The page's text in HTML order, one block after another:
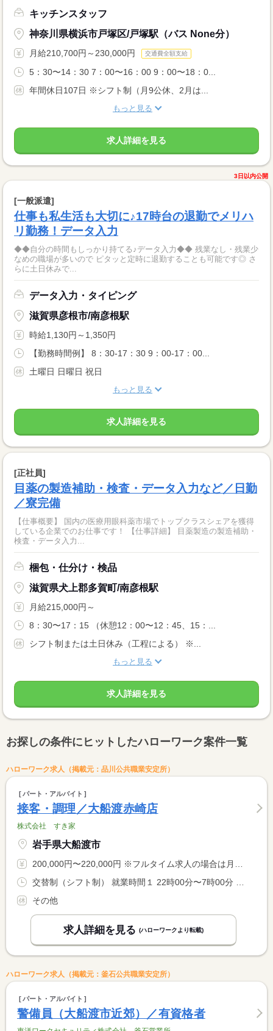
キッチンスタッフ
神奈川県横浜市戸塚区/戸塚駅（バス None分）
月給210,700円～230,000円 交通費全額支給
5：30〜14：30 7：00〜16：00 9：00〜18：0...
年間休日107日 ※シフト制（月9公休、2月は...
もっと見る
求人詳細を見る
3日以内公開
[一般派遣]
仕事も私生活も大切に♪17時台の退勤でメリハ
リ勤務！データ入力
◆◆自分の時間もしっかり持てる♪データ入力◆◆ 残業なし・残業少
なめの職場が多いので ピタッと定時に退勤することも可能です◎ さ
らに土日休みで...
データ入力・タイピング
滋賀県彦根市/南彦根駅
時給1,130円～1,350円
【勤務時間例】 8：30-17：30 9：00-17：00...
土曜日 日曜日 祝日
もっと見る
求人詳細を見る
[正社員]
目薬の製造補助・検査・データ入力など／日勤
／寮完備
【仕事概要】 国内の医療用眼科薬市場でトップクラスシェアを獲得
している企業でのお仕事です！ 【仕事詳細】 目薬製造の製造補助・
検査・データ入力...
梱包・仕分け・検品
滋賀県犬上郡多賀町/南彦根駅
月給215,000円～
8：30〜17：15 （休憩12：00〜12：45、15：...
シフト制または土日休み（工程による） ※...
もっと見る
求人詳細を見る
お探しの条件にヒットしたハローワーク案件一覧
ハローワーク求人（掲載元：品川公共職業安定所）
パート・アルバイト
接客・調理／大船渡赤崎店
株式会社 すき家
岩手県大船渡市
200,000円〜220,000円 ※フルタイム求人の場合は月額（換算額）、パート求人の場合は時間額を表示しています。
その他
求人詳細を見る (ハローワークより転載)
ハローワーク求人（掲載元：釜石公共職業安定所）
パート・アルバイト
警備員（大船渡市近郊）／有資格者